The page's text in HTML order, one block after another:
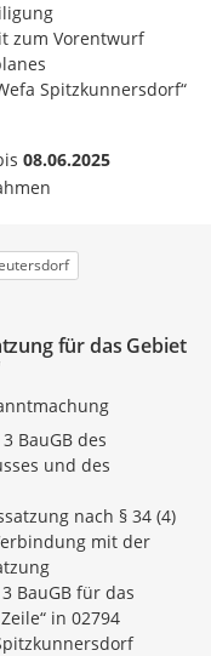
zum Vorentwurf
Spitzkunnersdorf“
08.06.2025
für das Gebiet
BauGB des
und des
nach § 34 (4)
mit der
BauGB für das
in 02794